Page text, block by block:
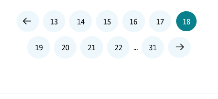
Umweltpolitik
Bundes
Erlass
VorherigeSeite
13 Seite
14 Seite
15 Seite
16 Seite
17 Seite
18
Seite
19 Seite
20 Seite
21 Seite
22 ... 31
Nächste